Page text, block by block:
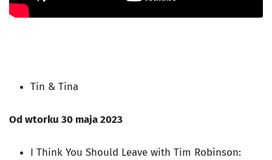
Tin & Tina
Od wtorku 30 maja 2023
I Think You Should Leave with Tim Robinson: